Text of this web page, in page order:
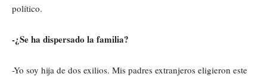
político.
-¿Se ha dispersado la familia?
-Yo soy hija de dos exilios. Mis padres extranjeros eligieron este